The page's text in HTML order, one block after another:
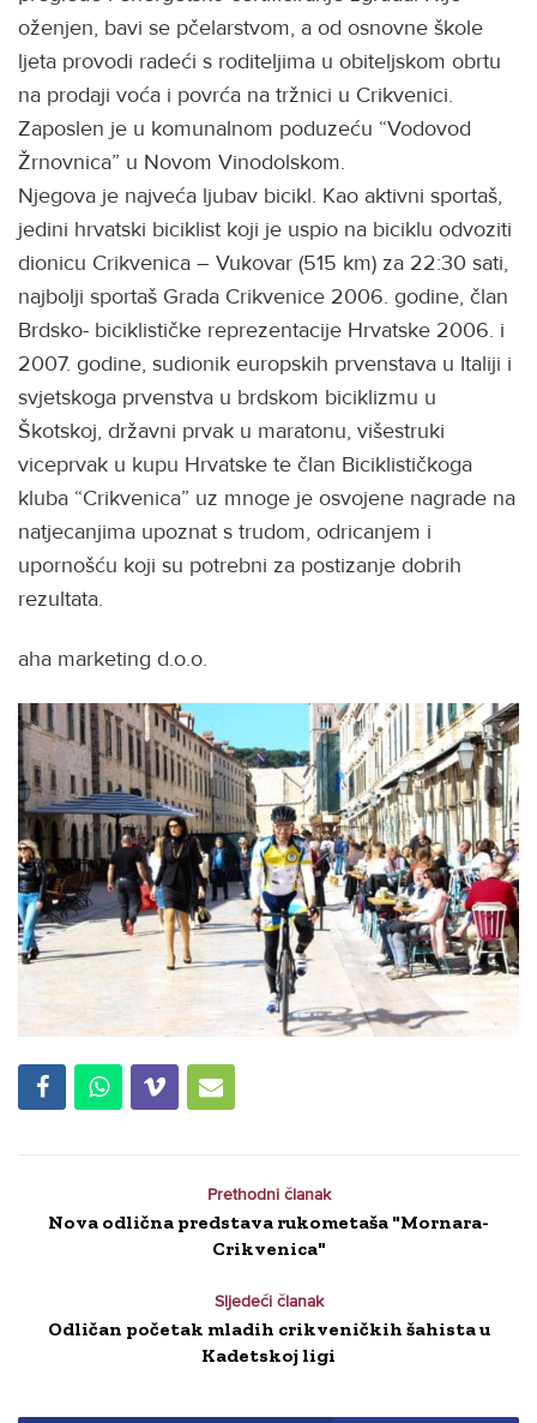
oženjen, bavi se pčelarstvom, a od osnovne škole
ljeta provodi radeći s roditeljima u obiteljskom obrtu
na prodaji voća i povrća na tržnici u Crikvenici.
Zaposlen je u komunalnom poduzeću “Vodovod
Žrnovnica” u Novom Vinodolskom.
Njegova je najveća ljubav bicikl. Kao aktivni sportaš,
jedini hrvatski biciklist koji je uspio na biciklu odvoziti
dionicu Crikvenica – Vukovar (515 km) za 22:30 sati,
najbolji sportaš Grada Crikvenice 2006. godine, član
Brdsko- biciklističke reprezentacije Hrvatske 2006. i
2007. godine, sudionik europskih prvenstava u Italiji i
svjetskoga prvenstva u brdskom biciklizmu u
Škotskoj, državni prvak u maratonu, višestruki
viceprvak u kupu Hrvatske te član Biciklističkoga
kluba “Crikvenica” uz mnoge je osvojene nagrade na
natjecanjima upoznat s trudom, odricanjem i
upornošću koji su potrebni za postizanje dobrih
rezultata.
aha marketing d.o.o.
Prethodni članak
Nova odlična predstava rukometaša "Mornara-
Crikvenica"
Sljedeći članak
Odličan početak mladih crikveničkih šahista u
Kadetskoj ligi